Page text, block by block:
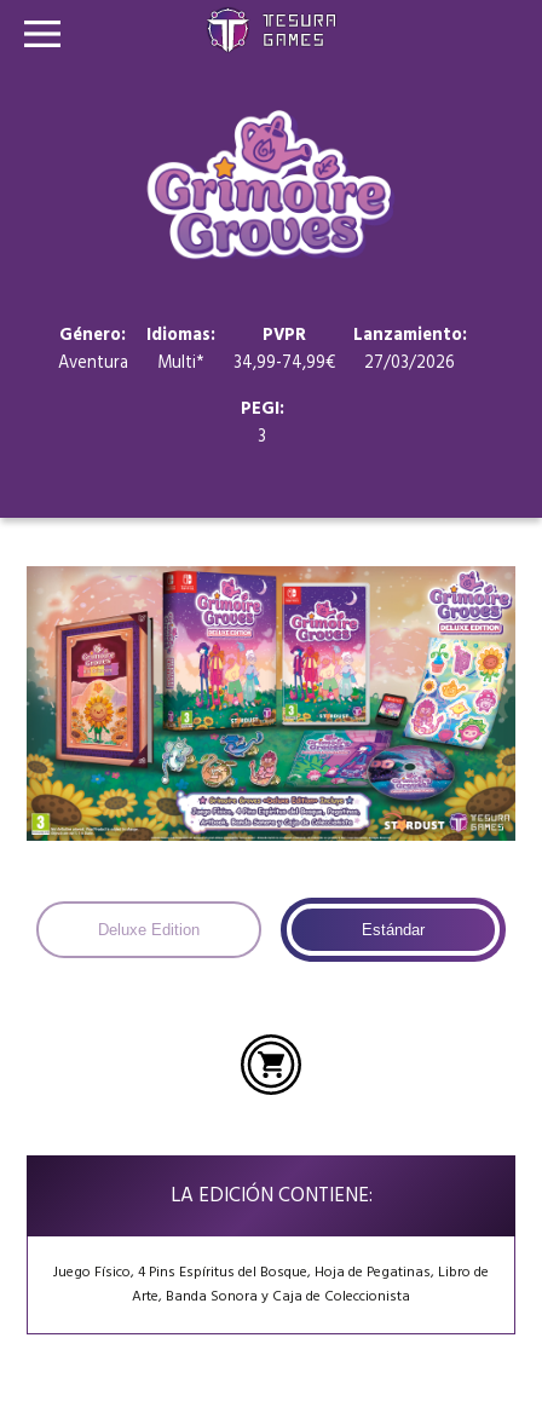
Género:
Aventura
Idiomas:
Multi*
PVPR
34,99-74,99€
Lanzamiento:
27/03/2026
PEGI:
3
Deluxe Edition Estándar
LA EDICIÓN CONTIENE:
Juego Físico, 4 Pins Espíritus del Bosque, Hoja de Pegatinas, Libro de
Arte, Banda Sonora y Caja de Coleccionista
Juegos
Store
Blog
Contacto
Idiomas: